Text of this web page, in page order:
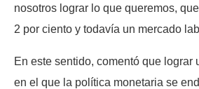
nosotros lograr lo que queremos,
2 por ciento y todavía un mercado
En este sentido, comentó que lograr
en el que la política monetaria se